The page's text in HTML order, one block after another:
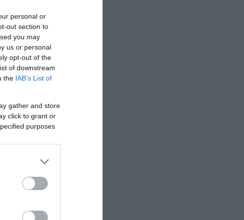
personal or
out section to
you may
us or personal
opt-out of the
of downstream
the IAB’s List of
gather and store
click to grant or
purposes
για